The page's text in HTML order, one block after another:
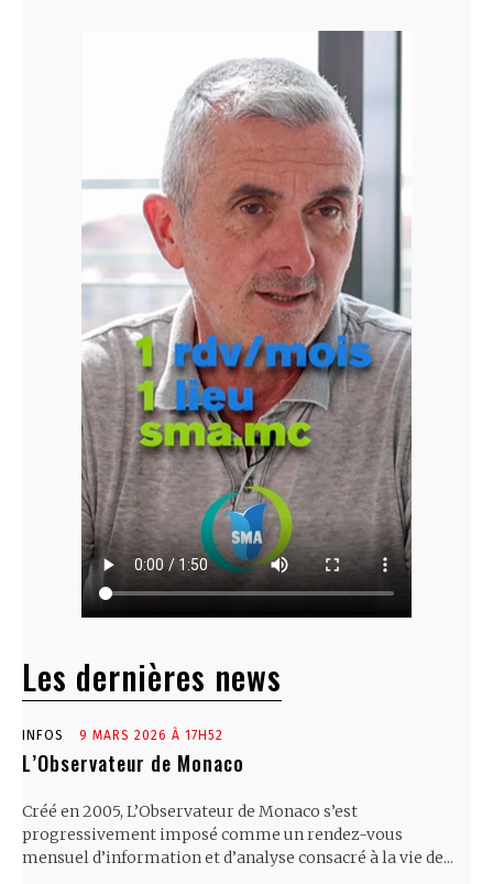
Les dernières news
INFOS 9 MARS 2026 À 17H52
L’Observateur de Monaco
Créé en 2005, L’Observateur de Monaco s’est
progressivement imposé comme un rendez-vous
mensuel d’information et d’analyse consacré à la vie de...